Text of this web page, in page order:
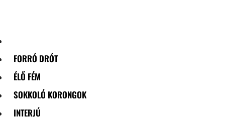
FORRÓ DRÓT
ÉLŐ FÉM
SOKKOLÓ KORONGOK
INTERJÚ